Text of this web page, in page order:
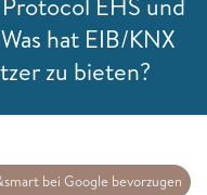
hat EIB/KNX
zu bieten?
bei Google bevorzugen